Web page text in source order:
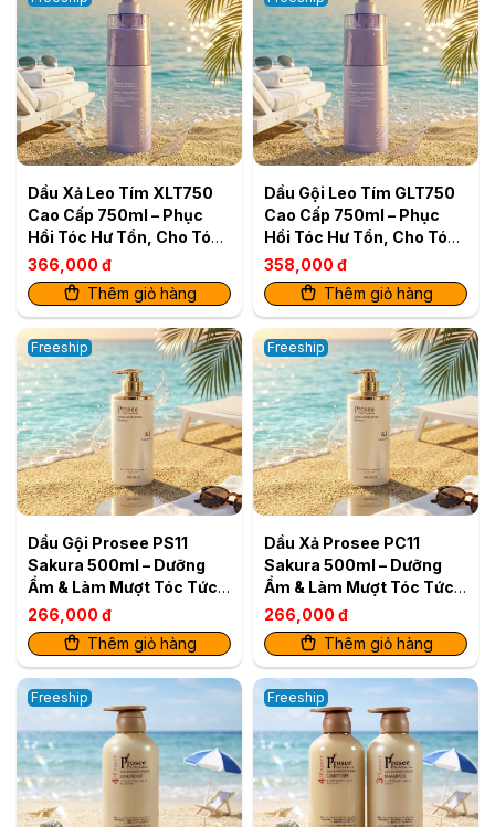
Dầu Xả Leo Tím XLT750
Cao Cấp 750ml – Phục
Hồi Tóc Hư Tổn, Cho Tóc
Mềm Mượt
366,000 đ
Thêm giỏ hàng
Dầu Gội Leo Tím GLT750
Cao Cấp 750ml – Phục
Hồi Tóc Hư Tổn, Cho Tóc
Mềm Mượt
358,000 đ
Thêm giỏ hàng
Freeship
Dầu Gội Prosee PS11
Sakura 500ml – Dưỡng
Ẩm & Làm Mượt Tóc Tức
Thì
266,000 đ
Thêm giỏ hàng
Freeship
Dầu Xả Prosee PC11
Sakura 500ml – Dưỡng
Ẩm & Làm Mượt Tóc Tức
Thì
266,000 đ
Thêm giỏ hàng
Freeship Freeship